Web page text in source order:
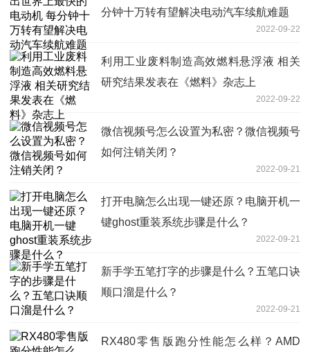
分钟十万转有望解决电动汽车续航难题
2022-09-22
利用工业废料制造高效燃料悬浮液 相关
研究结果发表在《燃料》杂志上
2022-09-22
微信视频号怎么设置为私密？微信视频号
如何注销关闭？
2022-09-21
打开电脑怎么出现一键还原？电脑开机一
键ghost重装系统步骤是什么？
2022-09-21
新手学五笔打字的步骤是什么？五笔口诀
顺口溜是什么？
2022-09-21
RX480零售版跑分性能怎么样？AMD